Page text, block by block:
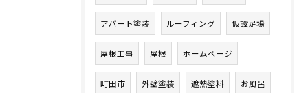
アパート塗装 ルーフィング 仮設足場
屋根工事 屋根 ホームページ
町田市 外壁塗装 遮熱塗料 お風呂